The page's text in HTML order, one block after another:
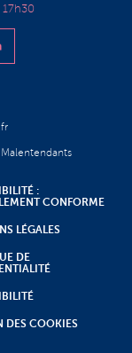
:
CONFORME
LÉGALES
DE
DES COOKIES